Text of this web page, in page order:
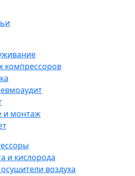
компрессоров
и монтаж
и кислорода
воздуха